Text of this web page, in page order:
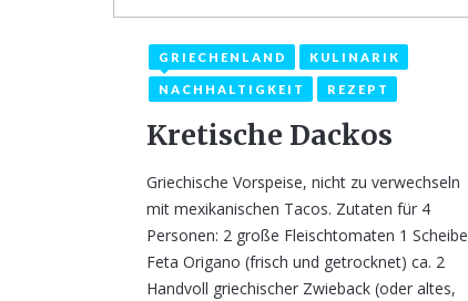
9. Januar 2022
GRIECHENLAND KULINARIK
NACHHALTIGKEIT REZEPT
Kretische Dackos
Griechische Vorspeise, nicht zu verwechseln
mit mexikanischen Tacos. Zutaten für 4
Personen: 2 große Fleischtomaten 1 Scheibe
Feta Origano (frisch und getrocknet) ca. 2
Handvoll griechischer Zwieback (oder altes,